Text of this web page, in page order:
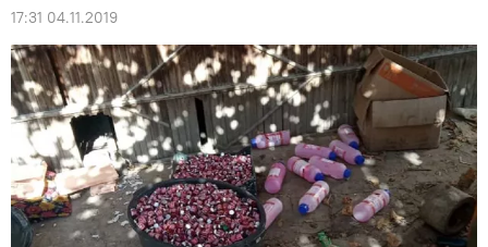
17:31 04.11.2019